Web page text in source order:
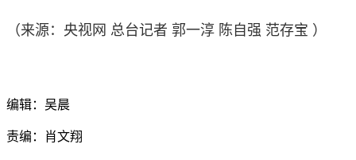
（来源：央视网 总台记者 郭一淳 陈自强 范存宝 ）
编辑：吴晨
责编：肖文翔